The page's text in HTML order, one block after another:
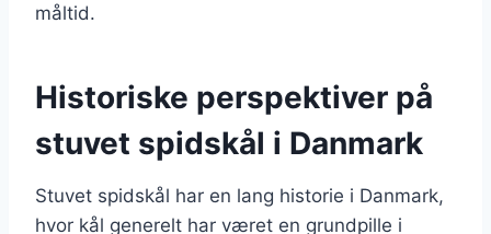
måltid.
Historiske perspektiver på
stuvet spidskål i Danmark
Stuvet spidskål har en lang historie i Danmark,
hvor kål generelt har været en grundpille i